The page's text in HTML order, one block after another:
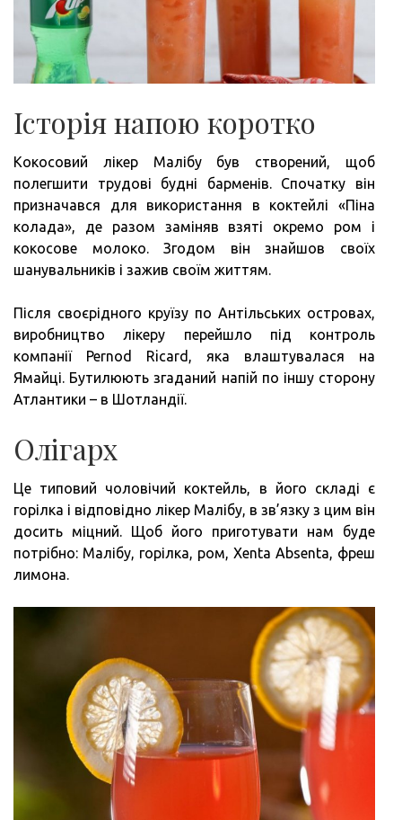
Історія напою коротко
Кокосовий лікер Малібу був створений, щоб
полегшити трудові будні барменів. Спочатку він
призначався для використання в коктейлі «Піна
колада», де разом заміняв взяті окремо ром і
кокосове молоко. Згодом він знайшов своїх
шанувальників і зажив своїм життям.
Після своєрідного круїзу по Антільських островах,
виробництво лікеру перейшло під контроль
компанії Pernod Ricard, яка влаштувалася на
Ямайці. Бутилюють згаданий напій по іншу сторону
Атлантики – в Шотландії.
Олігарх
Це типовий чоловічий коктейль, в його складі є
горілка і відповідно лікер Малібу, в зв’язку з цим він
досить міцний. Щоб його приготувати нам буде
потрібно: Малібу, горілка, ром, Xenta Absenta, фреш
лимона.